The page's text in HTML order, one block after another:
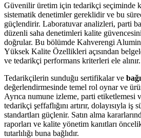
Güvenilir üretim için tedarikçi seçiminde
sistematik denetimler gereklidir ve bu
güçlendirir. Laboratuvar analizleri, parti
düzenli saha denetimleri kalite güvencesini
doğrular. Bu bölümde Kahverengi
Yüksek Kalite Özellikleri açısından
ve tedarikçi performans kriterleri ele alınır.
Tedarikçilerin sunduğu sertifikalar ve
değerlendirmesinde temel rol oynar ve
Ayrıca numune izleme, parti etiketlemesi
tedarikçi şeffaflığını artırır, dolayısıyla
standartları güçlenir. Satın alma
raporları ve kalite yönetim kanıtları
tutarlılığı buna bağlıdır.